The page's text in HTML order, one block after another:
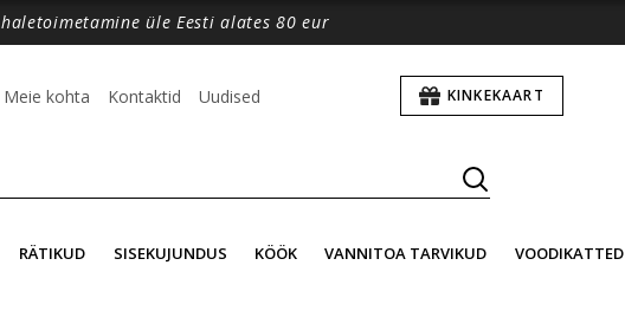
üle Eesti alates 80 eur
Meie kohta Kontaktid Uudised KINKEKAART
RÄTIKUD SISEKUJUNDUS KÖÖK VANNITOA TARVIKUD VOODIKATTED